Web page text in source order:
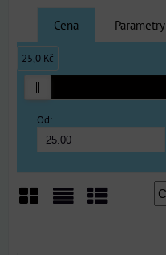
Cena Parametry
Od:
25,0 Kč